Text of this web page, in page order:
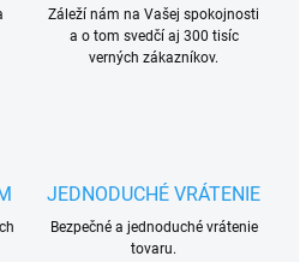
Záleží nám na Vašej spokojnosti
a o tom svedčí aj 300 tisíc
verných zákazníkov.
JEDNODUCHÉ VRÁTENIE
Bezpečné a jednoduché vrátenie
tovaru.